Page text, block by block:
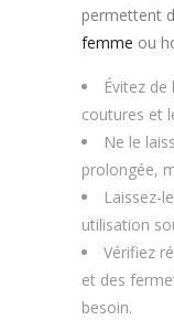
permettent
femme ou
Évitez
coutures et
Ne le
prolongée,
Laissez-
utilisation
Vérifiez
et des
besoin.